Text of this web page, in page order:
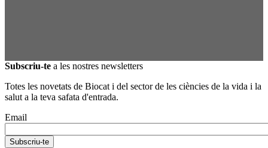
Subscriu-te a les nostres newsletters
Totes les novetats de Biocat i del sector de les ciències de la vida i la
salut a la teva safata d'entrada.
Email